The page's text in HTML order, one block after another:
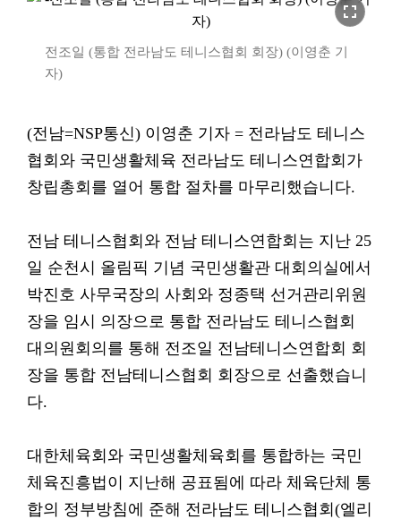
fullscreen
전조일 (통합 전라남도 테니스협회 회장) (이영춘 기
자)
(전남=NSP통신) 이영춘 기자 = 전라남도 테니스
협회와 국민생활체육 전라남도 테니스연합회가
창립총회를 열어 통합 절차를 마무리했습니다.
전남 테니스협회와 전남 테니스연합회는 지난 25
일 순천시 올림픽 기념 국민생활관 대회의실에서
박진호 사무국장의 사회와 정종택 선거관리위원
장을 임시 의장으로 통합 전라남도 테니스협회
대의원회의를 통해 전조일 전남테니스연합회 회
장을 통합 전남테니스협회 회장으로 선출했습니
다.
대한체육회와 국민생활체육회를 통합하는 국민
체육진흥법이 지난해 공표됨에 따라 체육단체 통
합의 정부방침에 준해 전라남도 테니스협회(엘리